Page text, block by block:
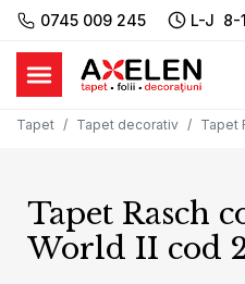
0745 009 245 L-J 8-
Tapet Tapet decorativ Tapet
Tapet Rasch
World II cod